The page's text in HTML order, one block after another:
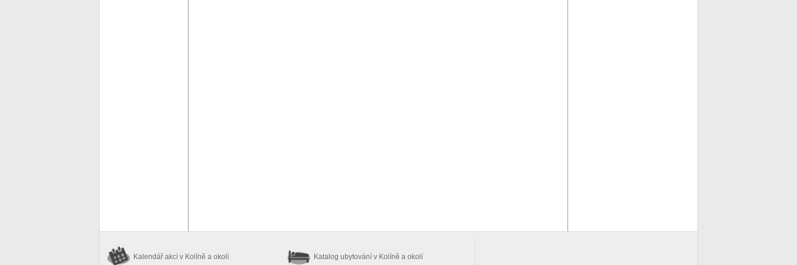
Kalendář akcí v Kolíně a okolí Katalog ubytování v Kolíně a okolí